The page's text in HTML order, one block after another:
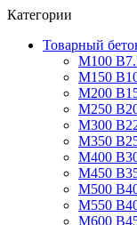
Категории
Товарный
М100
М150
М200
М250
М300
М350
М400
М450
М500
М550
М600